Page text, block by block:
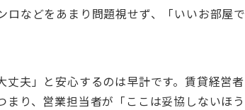
などをあまり問題視せず、「いいお部屋で
夫」と安心するのは早計です。賃貸経営者
り、営業担当者が「ここは妥協しないほう